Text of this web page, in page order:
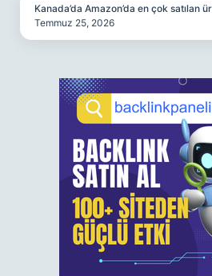
Kanada’da Amazon’da en çok satılan
Temmuz 25, 2026